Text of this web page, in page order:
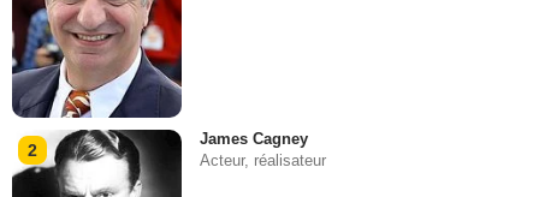
2
James Cagney
Acteur, réalisateur